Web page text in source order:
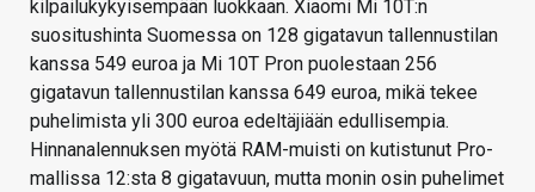
kilpailukykyisempään luokkaan. Xiaomi Mi 10T:n
suositushinta Suomessa on 128 gigatavun tallennustilan
kanssa 549 euroa ja Mi 10T Pron puolestaan 256
gigatavun tallennustilan kanssa 649 euroa, mikä tekee
puhelimista yli 300 euroa edeltäjiään edullisempia.
Hinnanalennuksen myötä RAM-muisti on kutistunut Pro-
mallissa 12:sta 8 gigatavuun, mutta monin osin puhelimet